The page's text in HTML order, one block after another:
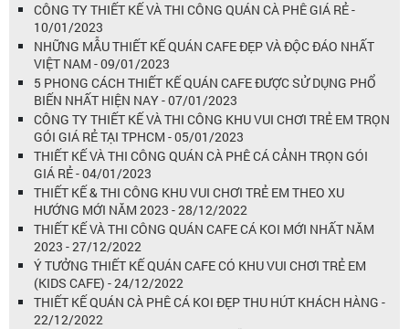
CÔNG TY THIẾT KẾ VÀ THI CÔNG QUÁN CÀ PHÊ GIÁ RẺ -
10/01/2023
NHỮNG MẪU THIẾT KẾ QUÁN CAFE ĐẸP VÀ ĐỘC ĐÁO NHẤT
VIỆT NAM - 09/01/2023
5 PHONG CÁCH THIẾT KẾ QUÁN CAFE ĐƯỢC SỬ DỤNG PHỔ
BIẾN NHẤT HIỆN NAY - 07/01/2023
CÔNG TY THIẾT KẾ VÀ THI CÔNG KHU VUI CHƠI TRẺ EM TRỌN
GÓI GIÁ RẺ TẠI TPHCM - 05/01/2023
THIẾT KẾ VÀ THI CÔNG QUÁN CÀ PHÊ CÁ CẢNH TRỌN GÓI
GIÁ RẺ - 04/01/2023
THIẾT KẾ & THI CÔNG KHU VUI CHƠI TRẺ EM THEO XU
HƯỚNG MỚI NĂM 2023 - 28/12/2022
THIẾT KẾ VÀ THI CÔNG QUÁN CAFE CÁ KOI MỚI NHẤT NĂM
2023 - 27/12/2022
Ý TƯỞNG THIẾT KẾ QUÁN CAFE CÓ KHU VUI CHƠI TRẺ EM
(KIDS CAFE) - 24/12/2022
THIẾT KẾ QUÁN CÀ PHÊ CÁ KOI ĐẸP THU HÚT KHÁCH HÀNG -
22/12/2022